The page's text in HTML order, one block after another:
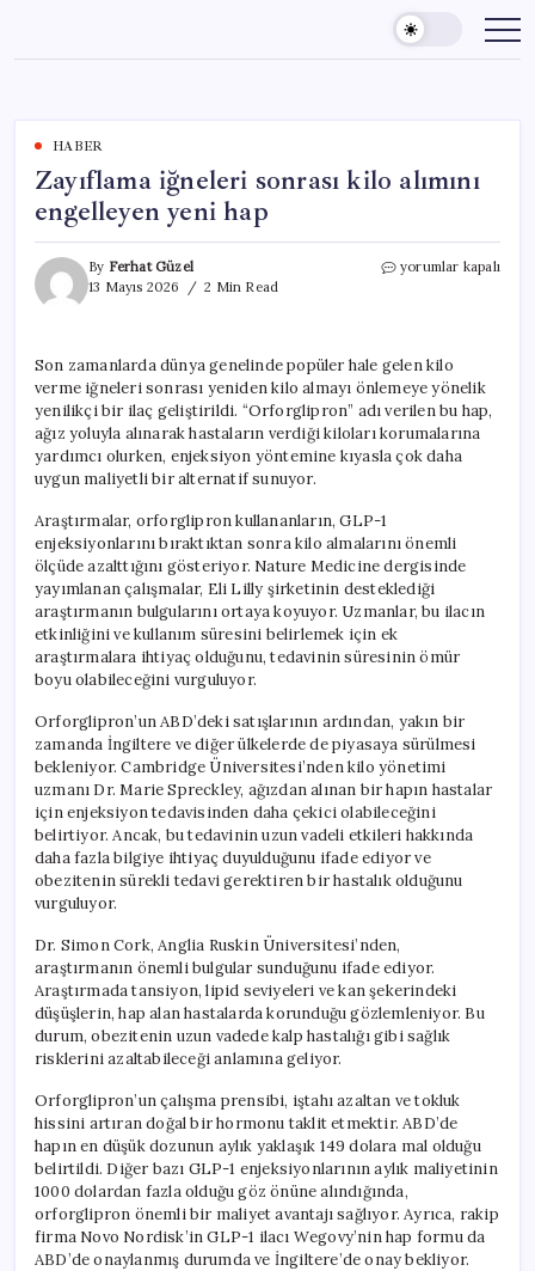
content
HABER
Zayıflama iğneleri sonrası kilo alımını
engelleyen yeni hap
By Ferhat Güzel
13 Mayıs 2026
2 Min Read
Zayıflama
engelleyen
yeni
hap
için
yorumlar kapalı
Son zamanlarda dünya genelinde popüler hale gelen kilo
verme iğneleri sonrası yeniden kilo almayı önlemeye yönelik
yenilikçi bir ilaç geliştirildi. “Orforglipron” adı verilen bu hap,
ağız yoluyla alınarak hastaların verdiği kiloları korumalarına
yardımcı olurken, enjeksiyon yöntemine kıyasla çok daha
uygun maliyetli bir alternatif sunuyor.
Araştırmalar, orforglipron kullananların, GLP-1
enjeksiyonlarını bıraktıktan sonra kilo almalarını önemli
ölçüde azalttığını gösteriyor. Nature Medicine dergisinde
yayımlanan çalışmalar, Eli Lilly şirketinin desteklediği
araştırmanın bulgularını ortaya koyuyor. Uzmanlar, bu ilacın
etkinliğini ve kullanım süresini belirlemek için ek
araştırmalara ihtiyaç olduğunu, tedavinin süresinin ömür
boyu olabileceğini vurguluyor.
Orforglipron’un ABD’deki satışlarının ardından, yakın bir
zamanda İngiltere ve diğer ülkelerde de piyasaya sürülmesi
bekleniyor. Cambridge Üniversitesi’nden kilo yönetimi
uzmanı Dr. Marie Spreckley, ağızdan alınan bir hapın hastalar
için enjeksiyon tedavisinden daha çekici olabileceğini
belirtiyor. Ancak, bu tedavinin uzun vadeli etkileri hakkında
daha fazla bilgiye ihtiyaç duyulduğunu ifade ediyor ve
obezitenin sürekli tedavi gerektiren bir hastalık olduğunu
vurguluyor.
Dr. Simon Cork, Anglia Ruskin Üniversitesi’nden,
araştırmanın önemli bulgular sunduğunu ifade ediyor.
Araştırmada tansiyon, lipid seviyeleri ve kan şekerindeki
düşüşlerin, hap alan hastalarda korunduğu gözlemleniyor. Bu
durum, obezitenin uzun vadede kalp hastalığı gibi sağlık
risklerini azaltabileceği anlamına geliyor.
Orforglipron’un çalışma prensibi, iştahı azaltan ve tokluk
hissini artıran doğal bir hormonu taklit etmektir. ABD’de
hapın en düşük dozunun aylık yaklaşık 149 dolara mal olduğu
belirtildi. Diğer bazı GLP-1 enjeksiyonlarının aylık maliyetinin
1000 dolardan fazla olduğu göz önüne alındığında,
orforglipron önemli bir maliyet avantajı sağlıyor. Ayrıca, rakip
firma Novo Nordisk’in GLP-1 ilacı Wegovy’nin hap formu da
ABD’de onaylanmış durumda ve İngiltere’de onay bekliyor.